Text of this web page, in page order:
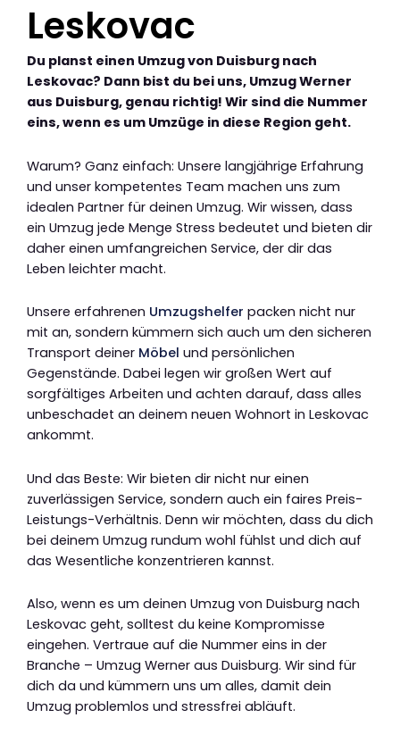
Leskovac
Du planst einen Umzug von Duisburg nach
Leskovac? Dann bist du bei uns, Umzug Werner
aus Duisburg, genau richtig! Wir sind die Nummer
eins, wenn es um Umzüge in diese Region geht.
Warum? Ganz einfach: Unsere langjährige Erfahrung
und unser kompetentes Team machen uns zum
idealen Partner für deinen Umzug. Wir wissen, dass
ein Umzug jede Menge Stress bedeutet und bieten dir
daher einen umfangreichen Service, der dir das
Leben leichter macht.
Unsere erfahrenen Umzugshelfer packen nicht nur
mit an, sondern kümmern sich auch um den sicheren
Transport deiner Möbel und persönlichen
Gegenstände. Dabei legen wir großen Wert auf
sorgfältiges Arbeiten und achten darauf, dass alles
unbeschadet an deinem neuen Wohnort in Leskovac
ankommt.
Und das Beste: Wir bieten dir nicht nur einen
zuverlässigen Service, sondern auch ein faires Preis-
Leistungs-Verhältnis. Denn wir möchten, dass du dich
bei deinem Umzug rundum wohl fühlst und dich auf
das Wesentliche konzentrieren kannst.
Also, wenn es um deinen Umzug von Duisburg nach
Leskovac geht, solltest du keine Kompromisse
eingehen. Vertraue auf die Nummer eins in der
Branche – Umzug Werner aus Duisburg. Wir sind für
dich da und kümmern uns um alles, damit dein
Umzug problemlos und stressfrei abläuft.